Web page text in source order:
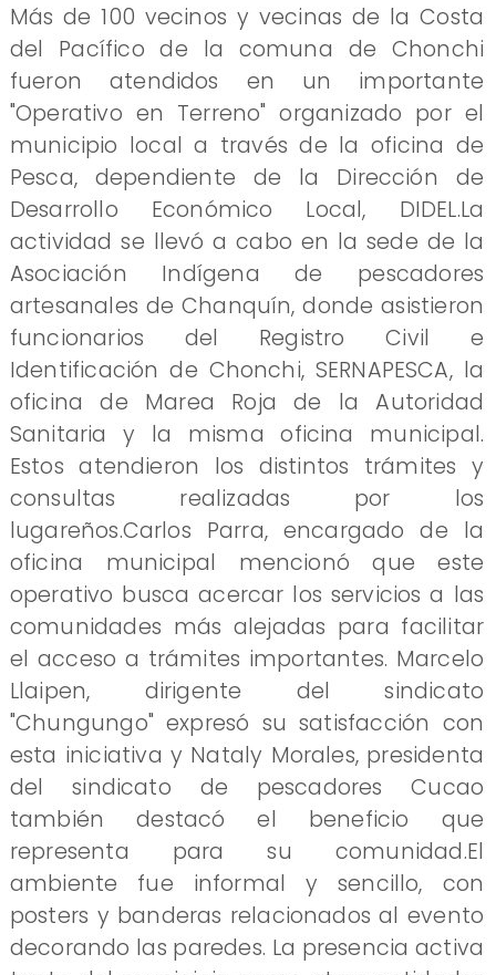
Más de 100 vecinos y vecinas de la Costa
del Pacífico de la comuna de Chonchi
fueron atendidos en un importante
"Operativo en Terreno" organizado por el
municipio local a través de la oficina de
Pesca, dependiente de la Dirección de
Desarrollo Económico Local, DIDEL.La
actividad se llevó a cabo en la sede de la
Asociación Indígena de pescadores
artesanales de Chanquín, donde asistieron
funcionarios del Registro Civil e
Identificación de Chonchi, SERNAPESCA, la
oficina de Marea Roja de la Autoridad
Sanitaria y la misma oficina municipal.
Estos atendieron los distintos trámites y
consultas realizadas por los
lugareños.Carlos Parra, encargado de la
oficina municipal mencionó que este
operativo busca acercar los servicios a las
comunidades más alejadas para facilitar
el acceso a trámites importantes. Marcelo
Llaipen, dirigente del sindicato
"Chungungo" expresó su satisfacción con
esta iniciativa y Nataly Morales, presidenta
del sindicato de pescadores Cucao
también destacó el beneficio que
representa para su comunidad.El
ambiente fue informal y sencillo, con
posters y banderas relacionados al evento
decorando las paredes. La presencia activa